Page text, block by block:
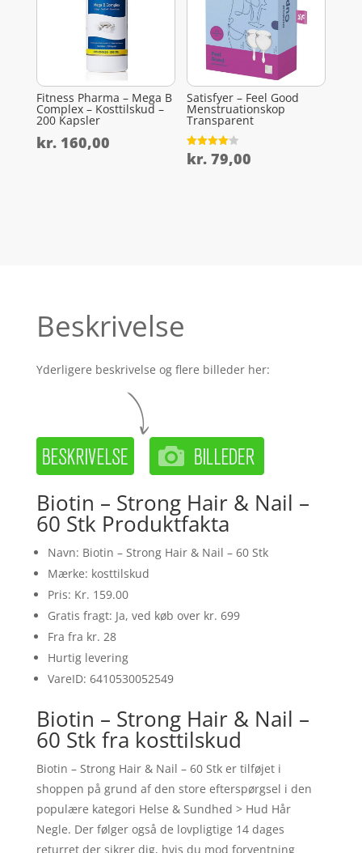
Fitness Pharma – Mega B
Complex – Kosttilskud –
200 Kapsler
kr.160,00
Satisfyer – Feel Good
Menstruationskop
Transparent
Vurderet
4.1
kr. 79,00
Beskrivelse
Yderligere beskrivelse og flere billeder her:
Biotin – Strong Hair & Nail –
60 Stk Produktfakta
Navn: Biotin – Strong Hair & Nail – 60 Stk
Mærke: kosttilskud
Pris: Kr. 159.00
Gratis fragt: Ja, ved køb over kr. 699
Fra fra kr. 28
Hurtig levering
VareID: 6410530052549
Biotin – Strong Hair & Nail –
60 Stk fra kosttilskud
Biotin – Strong Hair & Nail – 60 Stk er tilføjet i
shoppen på grund af den store efterspørgsel i den
populære kategori Helse & Sundhed > Hud Hår
Negle. Der følger også de lovpligtige 14 dages
returret der sikrer dig, hvis du mod forventning